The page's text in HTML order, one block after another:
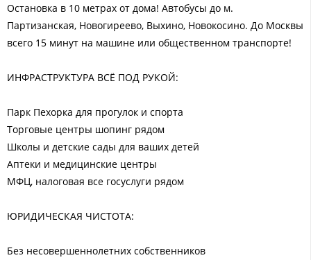
Остановка в 10 метрах от дома! Автобусы до м.
Партизанская, Новогиреево, Выхино, Новокосино. До Москвы
всего 15 минут на машине или общественном транспорте!
ИНФРАСТРУКТУРА ВСЁ ПОД РУКОЙ:
Парк Пехорка для прогулок и спорта
Торговые центры шопинг рядом
Школы и детские сады для ваших детей
Аптеки и медицинские центры
МФЦ, налоговая все госуслуги рядом
ЮРИДИЧЕСКАЯ ЧИСТОТА:
Без несовершеннолетних собственников